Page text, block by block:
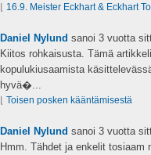
⌊ 16.9. Meister Eckhart & Eckhart
Daniel Nylund sanoi 3 vuotta
Kiitos rohkaisusta. Tämä
kopulukiusaamista
hyvä�...
⌊ Toisen posken kääntämisestä
Daniel Nylund sanoi 3 vuotta
Hmm. Tähdet ja enkelit tosiaam